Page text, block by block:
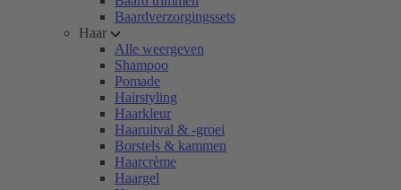
Baardverzorgingssets
Haar
Alle weergeven
Shampoo
Pomade
Hairstyling
Haarkleur
Haaruitval & -groei
Borstels & kammen
Haarcrème
Haargel